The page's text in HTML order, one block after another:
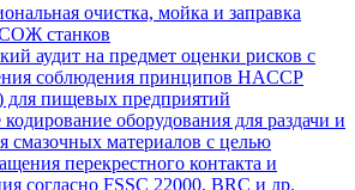
очистка, мойка и заправка
станков
аудит на предмет оценки рисков с
соблюдения принципов HACCP
пищевых предприятий
оборудования для раздачи и
смазочных материалов с целью
перекрестного контакта и
согласно FSSC 22000, BRC и др.